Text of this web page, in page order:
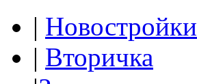
| Новостройки
| Вторичка